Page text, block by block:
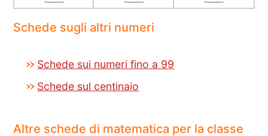
Schede sugli altri numeri
Schede sui numeri fino a 99
Schede sul centinaio
Altre schede di matematica per la classe